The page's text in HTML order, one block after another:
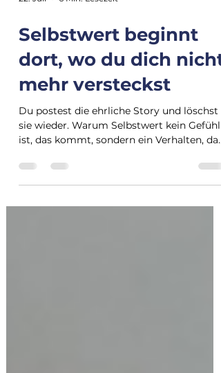
22. Juli 6 Min. Lesezeit
Selbstwert beginnt
dort, wo du dich nicht
mehr versteckst
Du postest die ehrliche Story und löschst
ist, das kommt, sondern ein Verhalten, das
du entscheidest.